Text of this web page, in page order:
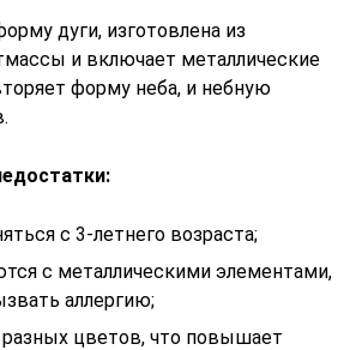
дуги, изготовлена из
и включает металлические
форму неба, и небную
с 3-летнего возраста;
с металлическими элементами,
аллергию;
цветов, что повышает